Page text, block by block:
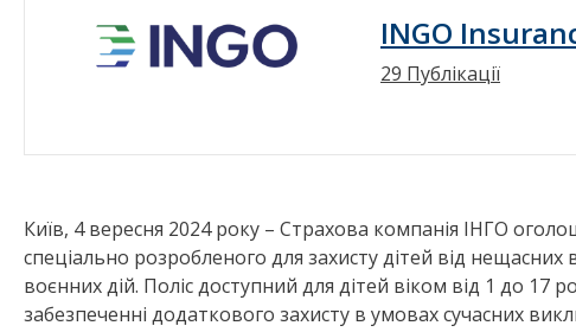
INGO
29 Публікації
Київ, 4 вересня 2024 року – Страхова компанія ІНГО
спеціально розробленого для захисту дітей від
воєнних дій. Поліс доступний для дітей віком від 1 до 17
забезпеченні додаткового захисту в умовах сучасних